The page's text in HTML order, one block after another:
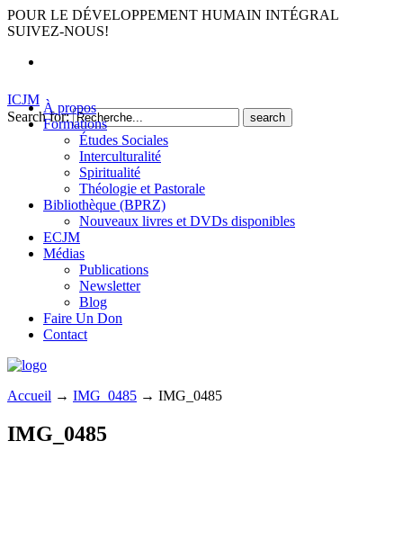
POUR LE DÉVELOPPEMENT HUMAIN INTÉGRAL
SUIVEZ-NOUS!
ICJM
Search for:
À propos
Formations
Études Sociales
Interculturalité
Spiritualité
Théologie et Pastorale
Bibliothèque (BPRZ)
Nouveaux livres et DVDs disponibles
ECJM
Médias
Publications
Newsletter
Blog
Faire Un Don
Contact
Accueil → IMG_0485 → IMG_0485
IMG_0485